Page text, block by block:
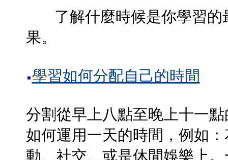
了解什麼時候是你學習的
果。
學習如何分配自己的時間
分割從早上八點至晚上十一
如何運用一天的時間，例如
動、社交、或是休閒娛樂上